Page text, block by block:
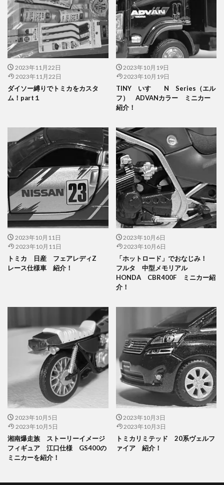
2023年11月22日
2023年11月22日
ダイソー縛りでトミカをカスタ
ム！part１
2023年10月19日
2023年10月19日
TINY いすゞ N Series（エル
フ） ADVANカラー ミニカー
紹介！
2023年10月11日
2023年10月11日
トミカ 日産 フェアレディZ
レース仕様車 紹介！
2023年10月6日
2023年10月6日
「ホットロード」でおなじみ！
フルタ 中型メモリアル
HONDA CBR400F ミニカー紹
介！
2023年10月5日
2023年10月5日
湘南爆走族 ストーリーイメージ
フィギュア 江口仕様 GS400の
ミニカーを紹介！
2023年10月3日
2023年10月3日
トミカリミテッド 20系ヴェルフ
ァイア 紹介！